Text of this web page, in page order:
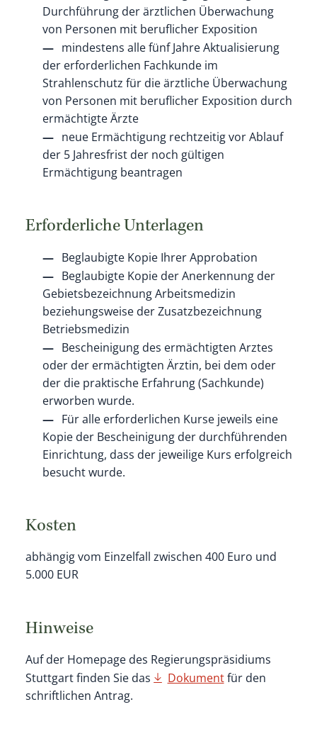
Durchführung der ärztlichen Überwachung
von Personen mit beruflicher Exposition
mindestens alle fünf Jahre Aktualisierung
der erforderlichen Fachkunde im
Strahlenschutz für die ärztliche Überwachung
von Personen mit beruflicher Exposition durch
ermächtigte Ärzte
neue Ermächtigung rechtzeitig vor Ablauf
der 5 Jahresfrist der noch gültigen
Ermächtigung beantragen
Erforderliche Unterlagen
Beglaubigte Kopie Ihrer Approbation
Beglaubigte Kopie der Anerkennung der
Gebietsbezeichnung Arbeitsmedizin
beziehungsweise der Zusatzbezeichnung
Betriebsmedizin
Bescheinigung des ermächtigten Arztes
oder der ermächtigten Ärztin, bei dem oder
der die praktische Erfahrung (Sachkunde)
erworben wurde.
Für alle erforderlichen Kurse jeweils eine
Kopie der Bescheinigung der durchführenden
Einrichtung, dass der jeweilige Kurs erfolgreich
besucht wurde.
Kosten
abhängig vom Einzelfall zwischen 400 Euro und
5.000 EUR
Hinweise
Auf der Homepage des Regierungspräsidiums
Stuttgart finden Sie das
Dokumentfür den
schriftlichen Antrag.